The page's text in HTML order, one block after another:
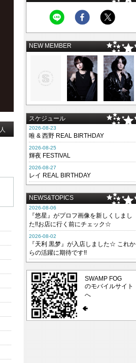
NEW MEMBER
スケジュール
2026-08-23
唯 & 西野 REAL BIRTHDAY
2026-08-25
輝夜 FESTIVAL
2026-08-27
レイ REAL BIRTHDAY
NEWS&TOPICS
2026-08-06
『悠星』がプロフ画像を新しくしまし
た‼お店に行く前にチェック☆
2026-08-02
『天利 黒梦』が入店しました☆ これか
らの活躍に期待です!!
SWAMP FOG
のモバイルサイト
へ